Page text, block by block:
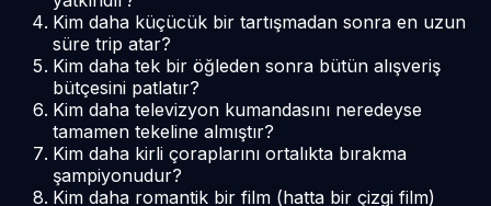
Kim daha küçücük bir tartışmadan sonra en uzun
süre trip atar?
Kim daha tek bir öğleden sonra bütün alışveriş
bütçesini patlatır?
Kim daha televizyon kumandasını neredeyse
tamamen tekeline almıştır?
Kim daha kirli çoraplarını ortalıkta bırakma
şampiyonudur?
Kim daha romantik bir film (hatta bir çizgi film)